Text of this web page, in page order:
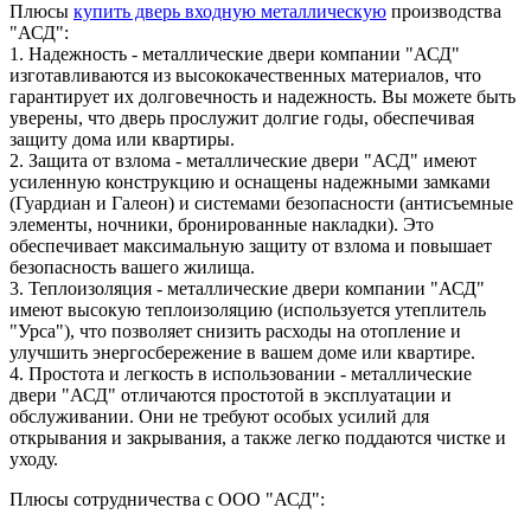
Плюсы купить дверь входную металлическую производства
"АСД":
1. Надежность - металлические двери компании "АСД"
изготавливаются из высококачественных материалов, что
гарантирует их долговечность и надежность. Вы можете быть
уверены, что дверь прослужит долгие годы, обеспечивая
защиту дома или квартиры.
2. Защита от взлома - металлические двери "АСД" имеют
усиленную конструкцию и оснащены надежными замками
(Гуардиан и Галеон) и системами безопасности (антисъемные
элементы, ночники, бронированные накладки). Это
обеспечивает максимальную защиту от взлома и повышает
безопасность вашего жилища.
3. Теплоизоляция - металлические двери компании "АСД"
имеют высокую теплоизоляцию (используется утеплитель
"Урса"), что позволяет снизить расходы на отопление и
улучшить энергосбережение в вашем доме или квартире.
4. Простота и легкость в использовании - металлические
двери "АСД" отличаются простотой в эксплуатации и
обслуживании. Они не требуют особых усилий для
открывания и закрывания, а также легко поддаются чистке и
уходу.
Плюсы сотрудничества с ООО "АСД":